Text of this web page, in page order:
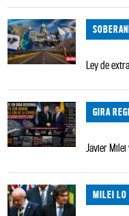
Ley de
GIRA
Javier
MILEI LO